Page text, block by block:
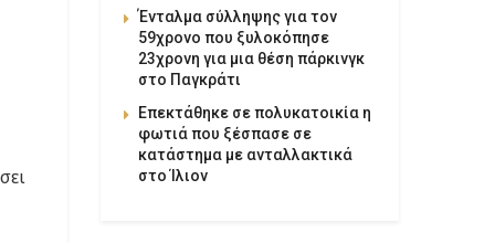
Ένταλμα σύλληψης για τον
59χρονο που ξυλοκόπησε
23χρονη για μια θέση πάρκινγκ
στο Παγκράτι
Επεκτάθηκε σε πολυκατοικία η
φωτιά που ξέσπασε σε
κατάστημα με ανταλλακτικά
στο Ίλιον